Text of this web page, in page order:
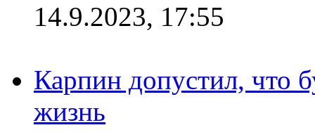
14.9.2023, 17:55
Карпин допустил, что
жизнь